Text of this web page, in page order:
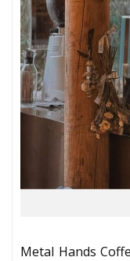
Metal Hands